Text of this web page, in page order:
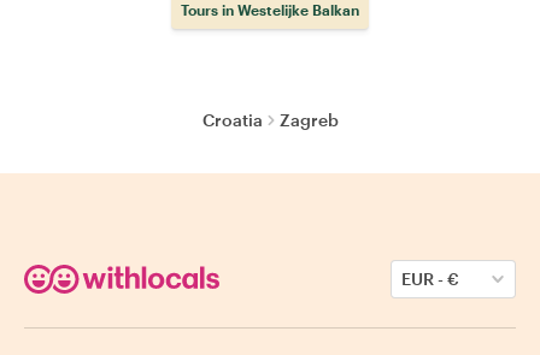
Tours in Westelijke Balkan
Croatia Zagreb
EUR-€